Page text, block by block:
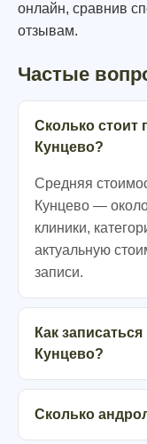
онлайн, сравнив
отзывам.
Частые
Сколько стоит
Кунцево?
Средняя
Кунцево —
клиники,
актуальную
записи.
Как
Кунцево?
Сколько